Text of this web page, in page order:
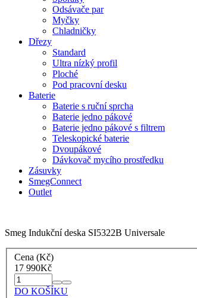
Odsávače par
Myčky
Chladničky
Dřezy
Standard
Ultra nízký profil
Ploché
Pod pracovní desku
Baterie
Baterie s ruční sprcha
Baterie jedno pákové
Baterie jedno pákové s filtrem
Teleskopické baterie
Dvoupákové
Dávkovač mycího prostředku
Zásuvky
SmegConnect
Outlet
Smeg Indukční deska SI5322B Universale
Cena (Kč)
17 990Kč
DO KOŠÍKU